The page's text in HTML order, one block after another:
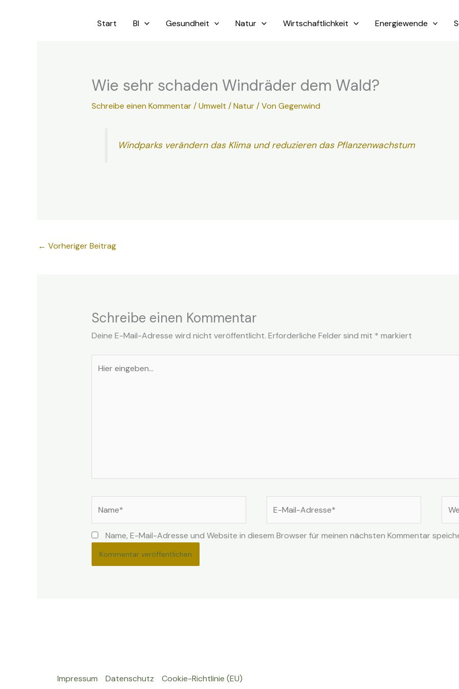
Start BI Gesundheit Natur Wirtschaftlichkeit Energiewende
Wie sehr schaden Windräder dem Wald?
Schreibe einen Kommentar /Umwelt / Natur/ Von Gegenwind
Windparks verändern das Klima und reduzieren das Pflanzenwachstum
← Vorheriger Beitrag
Schreibe einen Kommentar
Deine E-Mail-Adresse wird nicht veröffentlicht. Erforderliche Felder sind mit * markiert
eingeben…
Mail-
Adresse*
Name, E-Mail-Adresse und Website in diesem Browser für meinen nächsten Kommentar
Impressum Datenschutz
Cookie-Richtlinie (EU)